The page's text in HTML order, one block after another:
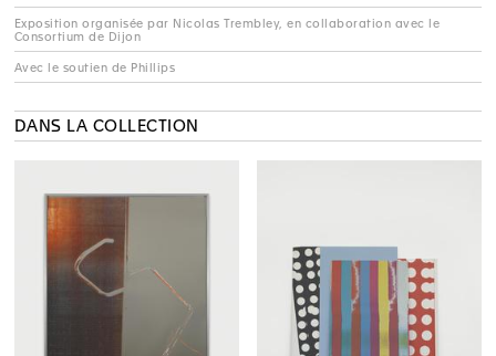
Exposition organisée par Nicolas Trembley, en collaboration avec le
Consortium de Dijon
Avec le soutien de Phillips
DANS LA COLLECTION